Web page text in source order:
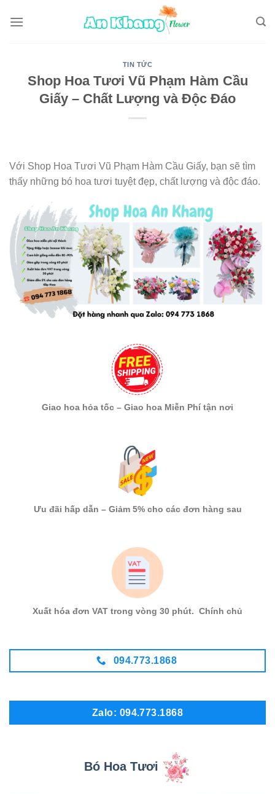
TIN TỨC
Shop Hoa Tươi Vũ Phạm Hàm Cầu
Giấy – Chất Lượng và Độc Đáo
Với Shop Hoa Tươi Vũ Phạm Hàm Cầu Giấy, bạn sẽ tìm
thấy những bó hoa tươi tuyệt đẹp, chất lượng và độc đáo.
Giao hoa hỏa tốc – Giao hoa Miễn Phí tận nơi
Ưu đãi hấp dẫn – Giảm 5% cho các đơn hàng sau
Xuất hóa đơn VAT trong vòng 30 phút. Chính chủ
094.773.1868
Zalo: 094.773.1868
Bó Hoa Tươi